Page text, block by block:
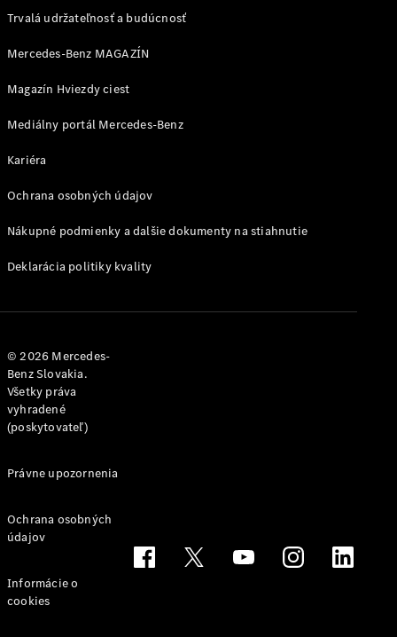
pre
AMG
pre Triedu G
AMG
Trvalá udržateľnosť a budúcnosť
Mercedes-Benz MAGAZÍN
Magazín Hviezdy ciest
Mediálny portál Mercedes-Benz
Kariéra
Ochrana osobných údajov
Nákupné podmienky a dalšie dokumenty na stiahnutie
Deklarácia politiky kvality
© 2026 Mercedes-
Benz Slovakia.
Všetky práva
vyhradené
(poskytovateľ)
Právne upozornenia
Ochrana osobných
údajov
Informácie o
cookies